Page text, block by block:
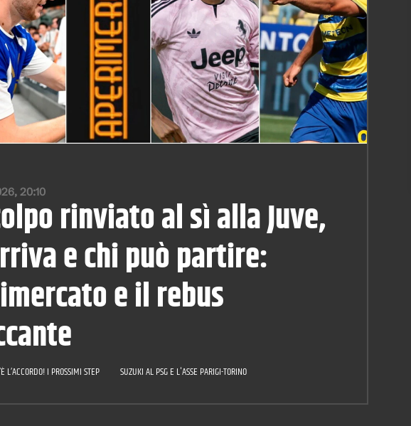
20:10
rinviato al sì alla Juve,
e chi può partire:
e il rebus
L’ACCORDO! I PROSSIMI STEP SUZUKI AL PSG E L'ASSE PARIGI-TORINO